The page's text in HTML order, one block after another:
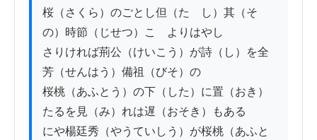
桜（さくら）のごとし但（たゞし）其（そ
の）時節（じせつ）こゝよりはやし
さりければ荊公（けいこう）が詩（し）を全
芳（せんはう）備祖（びそ）の
桜桃（あふとう）の下（した）に置（おき）
たるを見（み）れは遅（おそき）もある
にや楊廷秀（やうていしう）が桜桃（あふと